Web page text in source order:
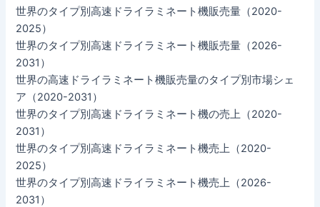
世界のタイプ別高速ドライラミネート機販売量（2020-
2025）
世界のタイプ別高速ドライラミネート機販売量（2026-
2031）
世界の高速ドライラミネート機販売量のタイプ別市場シェ
ア（2020-2031）
世界のタイプ別高速ドライラミネート機の売上（2020-
2031）
世界のタイプ別高速ドライラミネート機売上（2020-
2025）
世界のタイプ別高速ドライラミネート機売上（2026-
2031）